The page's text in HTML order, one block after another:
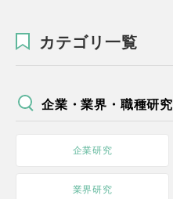
カテゴリ一覧
企業・業界・職種研究
企業研究
業界研究